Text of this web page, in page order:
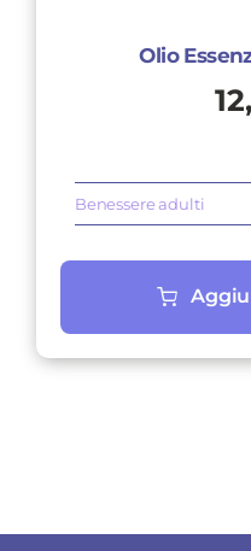
Olio
Benessere adulti